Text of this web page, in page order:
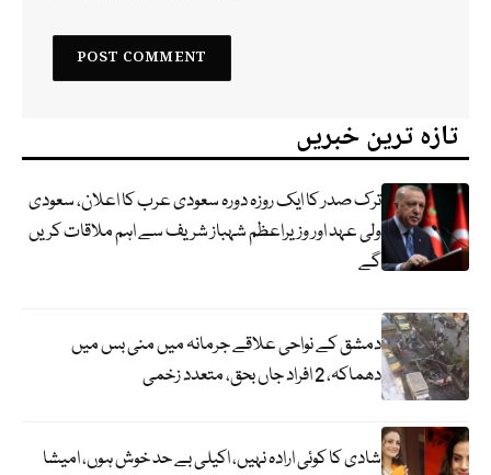
تازہ ترین خبریں
ترک صدر کا ایک روزہ دورہ سعودی عرب کا اعلان، سعودی
ولی عہد اور وزیراعظم شہباز شریف سے اہم ملاقات کریں
گے
دمشق کے نواحی علاقے جرمانہ میں منی بس میں
دھماکہ، 2 افراد جاں بحق، متعدد زخمی
شادی کا کوئی ارادہ نہیں، اکیلی بے حد خوش ہوں، امیشا